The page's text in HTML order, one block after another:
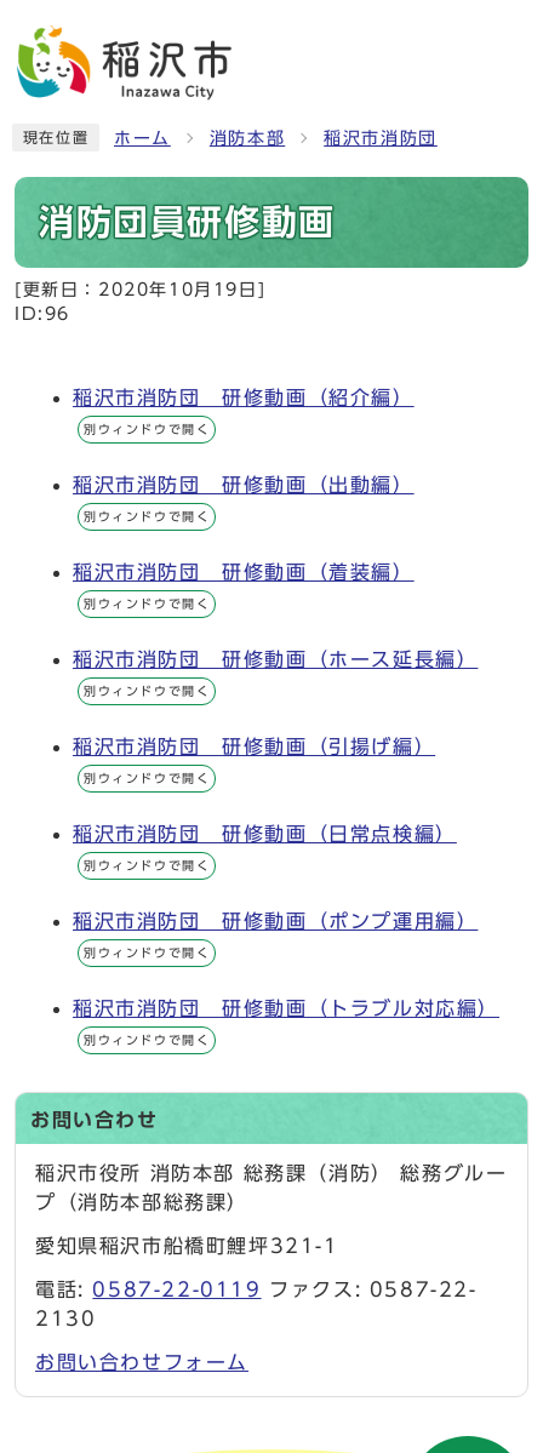
現在位置 ホーム 消防本部 稲沢市消防団
消防団員研修動画
[更新日： 2020年10月19日
ID:96
稲沢市消防団 研修動画（紹介編）
別ウィンドウで開く
稲沢市消防団 研修動画（出動編）
別ウィンドウで開く
稲沢市消防団 研修動画（着装編）
別ウィンドウで開く
稲沢市消防団 研修動画（ホース延長編）
別ウィンドウで開く
稲沢市消防団 研修動画（引揚げ編）
別ウィンドウで開く
稲沢市消防団 研修動画（日常点検編）
別ウィンドウで開く
稲沢市消防団 研修動画（ポンプ運用編）
別ウィンドウで開く
稲沢市消防団 研修動画（トラブル対応編）
別ウィンドウで開く
お問い合わせ
稲沢市役所 消防本部 総務課（消防） 総務グルー
プ（消防本部総務課）
愛知県稲沢市船橋町鯉坪321-1
電話: 0587-22-0119
ファクス: 0587-22-
2130
お問い合わせフォーム